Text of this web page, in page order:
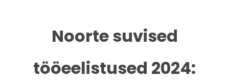
Noorte suvised
tööeelistused 2024: